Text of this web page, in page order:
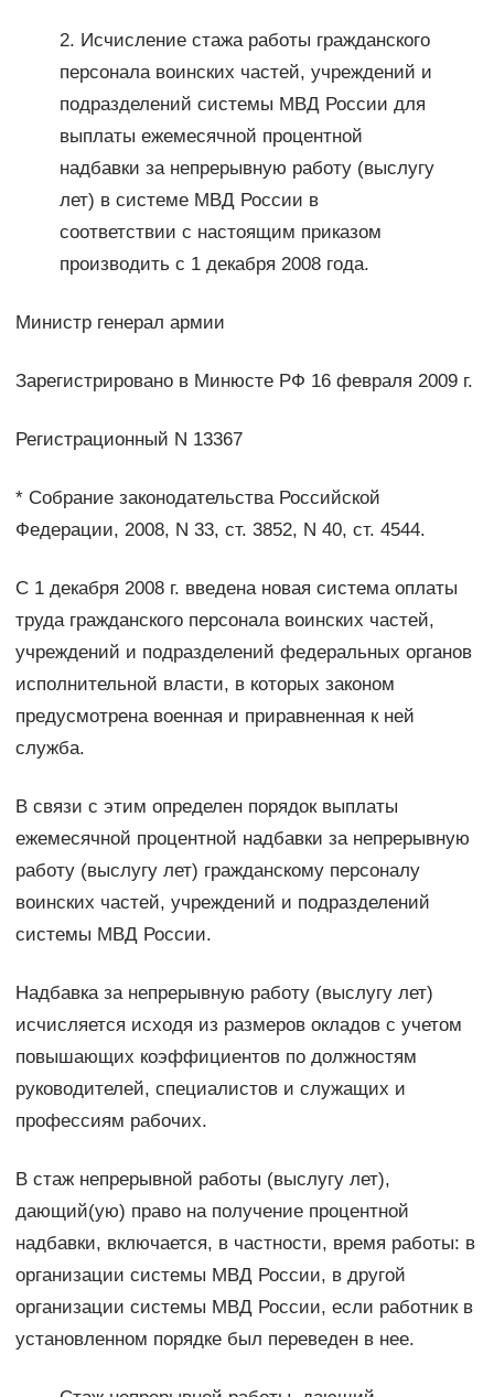
2. Исчисление стажа работы гражданского
персонала воинских частей, учреждений и
подразделений системы МВД России для
выплаты ежемесячной процентной
надбавки за непрерывную работу (выслугу
лет) в системе МВД России в
соответствии с настоящим приказом
производить с 1 декабря 2008 года.
Министр генерал армии
Зарегистрировано в Минюсте РФ 16 февраля 2009 г.
Регистрационный N 13367
* Собрание законодательства Российской
Федерации, 2008, N 33, ст. 3852, N 40, ст. 4544.
С 1 декабря 2008 г. введена новая система оплаты
труда гражданского персонала воинских частей,
учреждений и подразделений федеральных органов
исполнительной власти, в которых законом
предусмотрена военная и приравненная к ней
служба.
В связи с этим определен порядок выплаты
ежемесячной процентной надбавки за непрерывную
работу (выслугу лет) гражданскому персоналу
воинских частей, учреждений и подразделений
системы МВД России.
Надбавка за непрерывную работу (выслугу лет)
исчисляется исходя из размеров окладов с учетом
повышающих коэффициентов по должностям
руководителей, специалистов и служащих и
профессиям рабочих.
В стаж непрерывной работы (выслугу лет),
дающий(ую) право на получение процентной
надбавки, включается, в частности, время работы: в
организации системы МВД России, в другой
организации системы МВД России, если работник в
установленном порядке был переведен в нее.